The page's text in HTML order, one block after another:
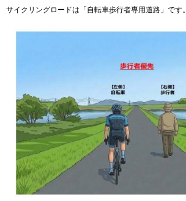
サイクリングロードは「自転車歩行者専用道路」です。